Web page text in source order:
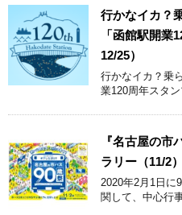
行かなイカ？
「函館駅開業
12/25）
行かなイカ？乗
業120周年スタ
『名古屋の市
ラリー（11/2）
2020年2月1日に
関して、中心行